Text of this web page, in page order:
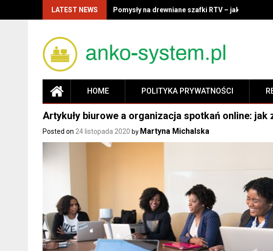
LATEST NEWS Pomysły na drewniane szafki RTV – jak wybrać
HOME POLITYKA PRYWATNOŚCI
Artykuły biurowe a organizacja spotkań online:
Posted on 24 listopada 2020 by Martyna Michalska